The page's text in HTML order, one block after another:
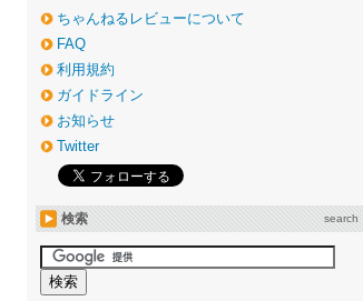
ちゃんねるレビューについて
FAQ
利用規約
ガイドライン
お知らせ
Twitter
検索 search